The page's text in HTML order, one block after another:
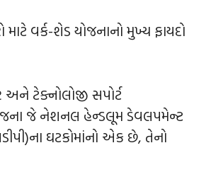
માટે વર્ક-શેડ યોજનાનો મુખ્ય ફાયદો
અને ટેક્નોલોજી સપોર્ટ
જે નેશનલ હેન્ડલૂમ ડેવલપમેન્ટ
ઘટકોમાંનો એક છે, તેનો